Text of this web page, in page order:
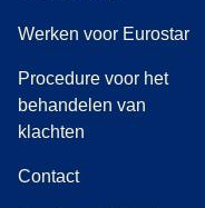
Werken voor Eurostar
Procedure voor het
behandelen van
klachten
Contact